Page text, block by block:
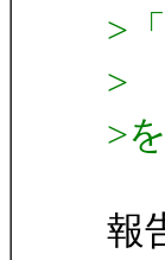
>
>
>
報